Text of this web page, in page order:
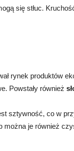
się stłuc.
rynek produktów
Powstały również
sztywność, co w
można je również